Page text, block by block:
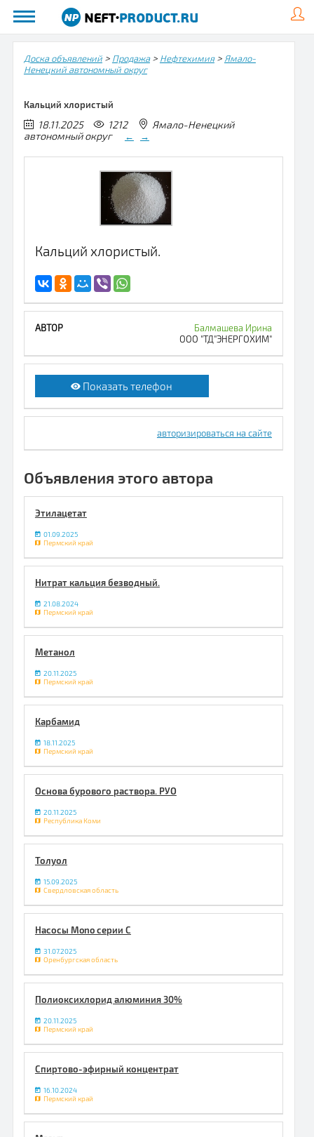
Доска объявлений> Продажа> Нефтехимия> Ямало-
Ненецкий автономный округ
Кальций хлористый
18.11.2025 1212
Ямало-Ненецкий
автономный округ
← →
Кальций хлористый.
Балмашева Ирина
ООО "ТД"ЭНЕРГОХИМ"
Показать телефон
авторизироваться на сайте
Объявления этого автора
Этилацетат
01.09.2025
Пермский край
Нитрат кальция безводный.
21.08.2024
Пермский край
Метанол
20.11.2025
Пермский край
Карбамид
18.11.2025
Пермский край
Основа бурового раствора. РУО
20.11.2025
Республика Коми
Толуол
15.09.2025
Свердловская область
Насосы Mono серии С
31.07.2025
Оренбургская область
Полиоксихлорид алюминия 30%
20.11.2025
Пермский край
Спиртово-эфирный концентрат
16.10.2024
Пермский край